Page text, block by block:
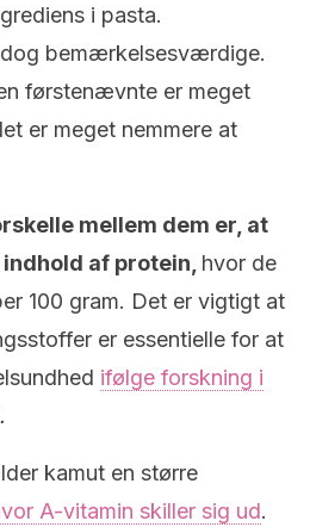
i pasta.
dog bemærkelsesværdige.
førstenævnte er meget
er meget nemmere at
mellem dem er, at
af protein, hvor de
100 gram. Det er vigtigt at
er essentielle for at
ifølge forskning i
kamut en større
A-vitamin skiller sig ud.